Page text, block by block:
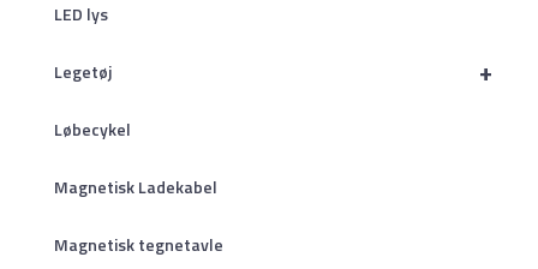
LED lys
+
Legetøj
Løbecykel
Magnetisk Ladekabel
Magnetisk tegnetavle